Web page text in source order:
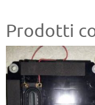
Prodotti